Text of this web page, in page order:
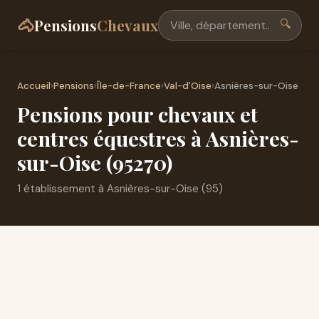
🐴PensionsChevaux 🔍
Accueil›Pensions›Île-de-France›Val-d'Oise›Asnières-sur-Oise
Pensions pour chevaux et
centres équestres à Asnières-
sur-Oise (95270)
1 établissement à Asnières-sur-Oise (95)